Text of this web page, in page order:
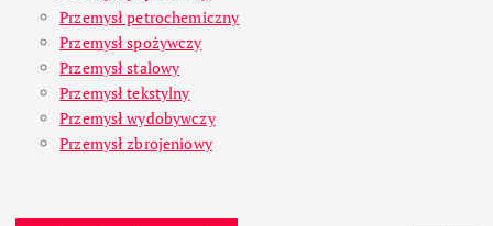
Przemysł petrochemiczny
Przemysł spożywczy
Przemysł stalowy
Przemysł tekstylny
Przemysł wydobywczy
Przemysł zbrojeniowy